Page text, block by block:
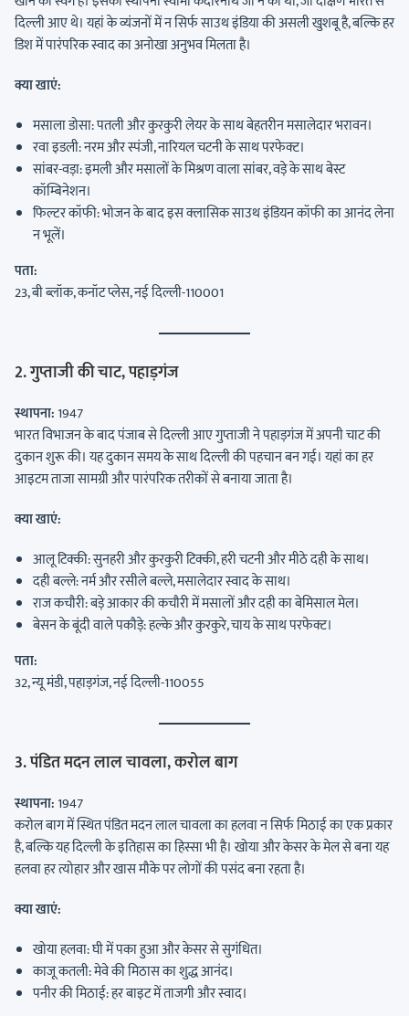
दिल्ली आए थे। यहां के व्यंजनों में न सिर्फ साउथ इंडिया की असली खुशबू है, बल्कि हर
डिश में पारंपरिक स्वाद का अनोखा अनुभव मिलता है।
क्या खाएं:
मसाला डोसा: पतली और कुरकुरी लेयर के साथ बेहतरीन मसालेदार भरावन।
रवा इडली: नरम और स्पंजी, नारियल चटनी के साथ परफेक्ट।
सांबर-वड़ा: इमली और मसालों के मिश्रण वाला सांबर, वड़े के साथ बेस्ट
कॉम्बिनेशन।
फिल्टर कॉफी: भोजन के बाद इस क्लासिक साउथ इंडियन कॉफी का आनंद लेना
न भूलें।
पता:
23, बी ब्लॉक, कनॉट प्लेस, नई दिल्ली-110001
2. गुप्ताजी की चाट, पहाड़गंज
स्थापना: 1947
भारत विभाजन के बाद पंजाब से दिल्ली आए गुप्ताजी ने पहाड़गंज में अपनी चाट की
दुकान शुरू की। यह दुकान समय के साथ दिल्ली की पहचान बन गई। यहां का हर
आइटम ताजा सामग्री और पारंपरिक तरीकों से बनाया जाता है।
क्या खाएं:
आलू टिक्की: सुनहरी और कुरकुरी टिक्की, हरी चटनी और मीठे दही के साथ।
दही बल्ले: नर्म और रसीले बल्ले, मसालेदार स्वाद के साथ।
राज कचौरी: बड़े आकार की कचौरी में मसालों और दही का बेमिसाल मेल।
बेसन के बूंदी वाले पकौड़े: हल्के और कुरकुरे, चाय के साथ परफेक्ट।
पता:
32, न्यू मंडी, पहाड़गंज, नई दिल्ली-110055
3. पंडित मदन लाल चावला, करोल बाग
स्थापना: 1947
करोल बाग में स्थित पंडित मदन लाल चावला का हलवा न सिर्फ मिठाई का एक प्रकार
है, बल्कि यह दिल्ली के इतिहास का हिस्सा भी है। खोया और केसर के मेल से बना यह
हलवा हर त्योहार और खास मौके पर लोगों की पसंद बना रहता है।
क्या खाएं:
खोया हलवा: घी में पका हुआ और केसर से सुगंधित।
काजू कतली: मेवे की मिठास का शुद्ध आनंद।
पनीर की मिठाई: हर बाइट में ताजगी और स्वाद।